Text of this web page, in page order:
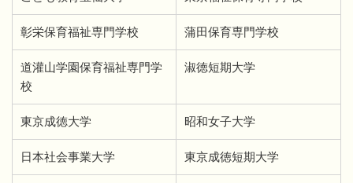
彰栄保育福祉専門学校 蒲田保育専門学校
道灌山学園保育福祉専門学
校
淑徳短期大学
東京成徳大学 昭和女子大学
日本社会事業大学 東京成徳短期大学